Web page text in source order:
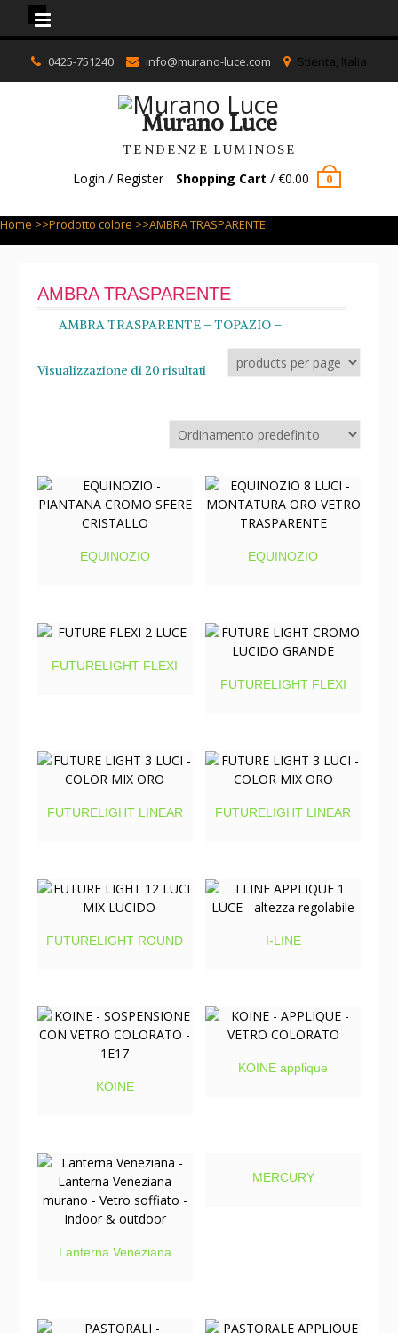
content
0425-751240 info@murano-luce.com Stienta, Italia
Murano Luce
TENDENZE LUMINOSE
Login / Register Shopping Cart /€0.00 0
Home >>Prodotto colore >>AMBRA TRASPARENTE
AMBRA TRASPARENTE
AMBRA TRASPARENTE – TOPAZIO –
Visualizzazione di 20 risultati
EQUINOZIO EQUINOZIO
FUTURELIGHT FLEXI
FUTURELIGHT FLEXI
FUTURELIGHT LINEAR FUTURELIGHT LINEAR
FUTURELIGHT ROUND I-LINE
KOINE
KOINE applique
Lanterna Veneziana
MERCURY
Murano Luce